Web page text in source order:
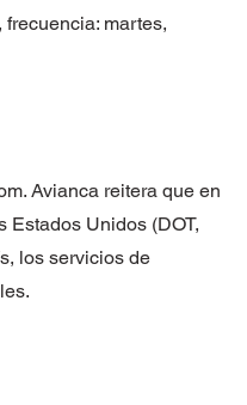
martes,
Avianca reitera que en
Estados Unidos (DOT,
los servicios de